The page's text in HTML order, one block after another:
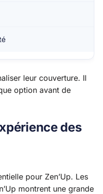
leur couverture. Il
option avant de
des
pour Zen’Up. Les
montrent une grande